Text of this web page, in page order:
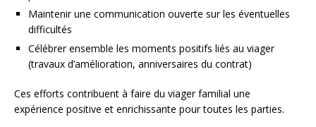
Maintenir une communication ouverte sur les éventuelles
difficultés
Célébrer ensemble les moments positifs liés au viager
(travaux d’amélioration, anniversaires du contrat)
Ces efforts contribuent à faire du viager familial une
expérience positive et enrichissante pour toutes les parties.